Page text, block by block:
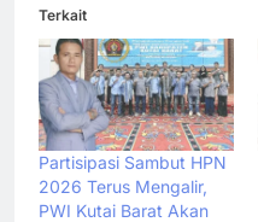
Terkait
Partisipasi Sambut HPN
2026 Terus Mengalir,
PWI Kutai Barat Akan